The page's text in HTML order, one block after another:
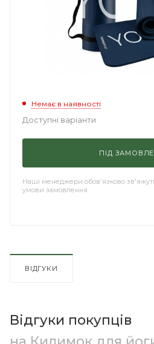
Немає в наявності
Доступні варіанти
ПІД
Наші менеджери обов'язково
умови замовлення
ВІДГУКИ
Відгуки покупців